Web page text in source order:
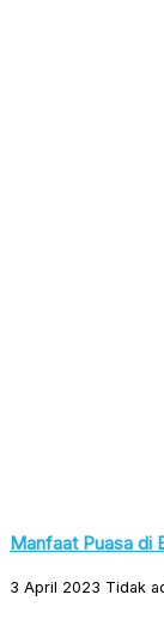
Manfaat Puasa di
3 April 2023 Tidak